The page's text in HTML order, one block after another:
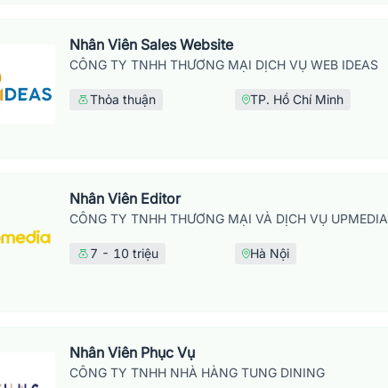
Nhân Viên Sales Website
CÔNG TY TNHH THƯƠNG MẠI DỊCH VỤ WEB IDEAS
Thỏa thuận TP. Hồ Chí Minh
Nhân Viên Editor
CÔNG TY TNHH THƯƠNG MẠI VÀ DỊCH VỤ UPMEDIA
7 - 10 triệu Hà Nội
Nhân Viên Phục Vụ
CÔNG TY TNHH NHÀ HÀNG TUNG DINING